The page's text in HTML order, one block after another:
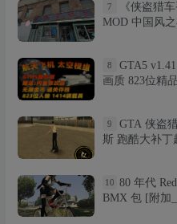
7
《侠盗猎
MOD 中国风
8
GTA5
画质 823位精
星-木星-银河
[载具-人物-脚
【110GB】
9
GTA 侠盗
斯 跑酷大补丁
10
80 年代
BMX 包 [附加
7
《侠盗猎
MOD 中国风
8
GTA5
画质 823位精
星-木星-银河
[载具-人物-脚
【110GB】
9
GTA 侠盗
斯 跑酷大补丁
10
80 年代
BMX 包 [附加